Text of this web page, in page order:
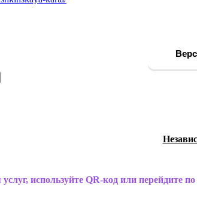
используйте QR-код или перейдите